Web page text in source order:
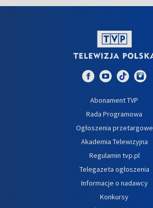
Abonament TVP
Rada Programowa
Ogłoszenia przetargowe
Akademia Telewizyjna
Regulamin tvp.pl
Telegazeta ogłoszenia
Informacje o nadawcy
Konkursy